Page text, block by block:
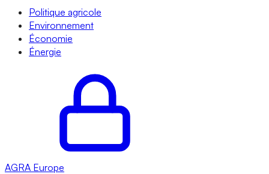
Politique agricole
Environnement
Économie
Énergie
AGRA Europe